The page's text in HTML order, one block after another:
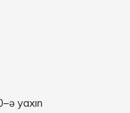
yaxın